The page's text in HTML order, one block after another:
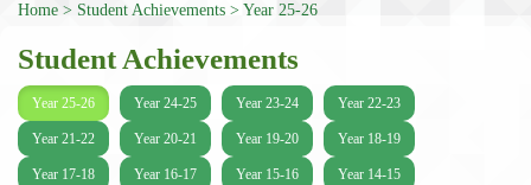
Home Student Achievements Year 25-26
Student Achievements
Year 25-26 Year 24-25 Year 23-24 Year 22-23
Year 21-22 Year 20-21 Year 19-20 Year 18-19
Year 17-18 Year 16-17 Year 15-16 Year 14-15